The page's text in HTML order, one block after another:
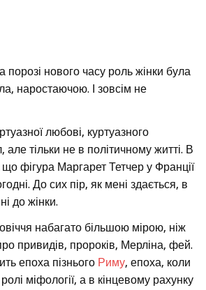
порозі нового часу роль жінки була
наростаючою. І зовсім не
любові, куртуазного
але тільки не в політичному житті. В
фігура Маргарет Тетчер у Франції
До сих пір, як мені здається, в
до жінки.
набагато більшою мірою, ніж
привидів, пророків, Мерліна, фей.
епоха пізнього Риму, епоха, коли
міфології, а в кінцевому рахунку